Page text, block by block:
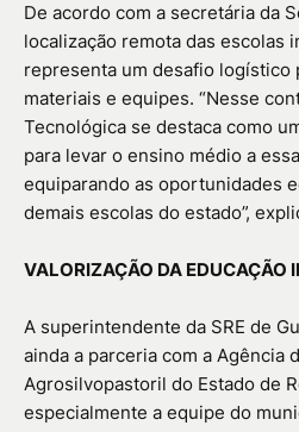
De acordo com a secretária da
localização remota das escolas
representa um desafio logístico
materiais e equipes. “Nesse
Tecnológica se destaca como
para levar o ensino médio a
equiparando as oportunidades
demais escolas do estado”,
VALORIZAÇÃO DA EDUCAÇÃO
A superintendente da SRE de
ainda a parceria com a Agência
Agrosilvopastoril do Estado de
especialmente a equipe do